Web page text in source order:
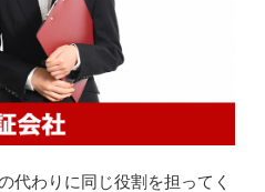
代わりに同じ役割を担ってく